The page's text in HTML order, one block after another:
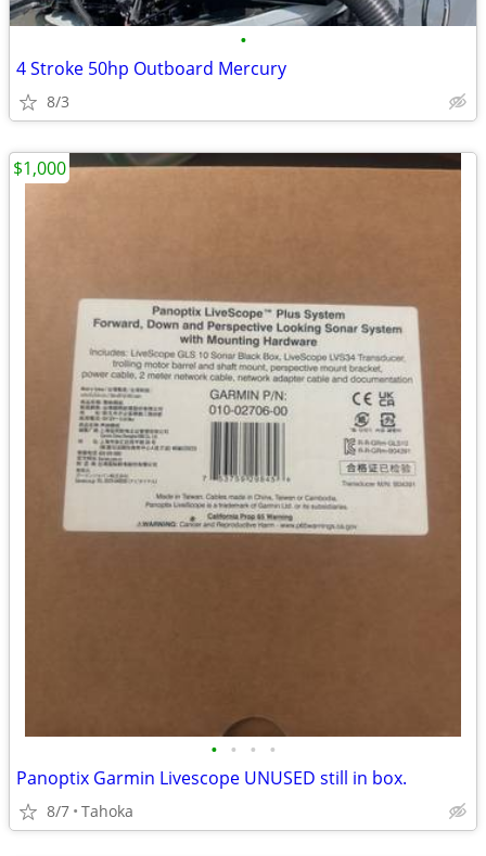
•
4 Stroke 50hp Outboard Mercury
8/3
• • • •
Panoptix Garmin Livescope UNUSED still in box.
8/7 Tahoka
$1,000